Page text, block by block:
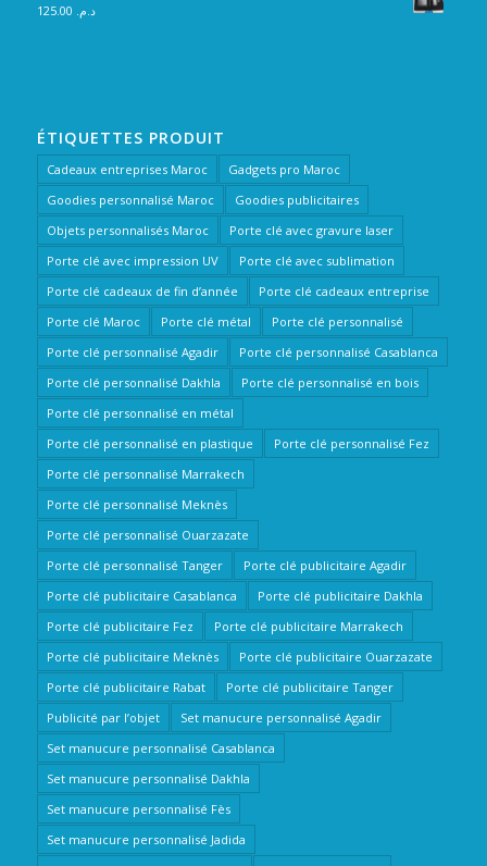
د.م.
ÉTIQUETTES PRODUIT
Cadeaux entreprises Maroc
Gadgets pro Maroc
Goodies personnalisé Maroc
Goodies publicitaires
Objets personnalisés Maroc
Porte clé avec gravure laser
Porte clé avec impression UV
Porte clé avec sublimation
Porte clé cadeaux de fin d’année
Porte clé cadeaux entreprise
Porte clé Maroc
Porte clé métal
Porte clé personnalisé
Porte clé personnalisé Agadir
Porte clé personnalisé Casablanca
Porte clé personnalisé Dakhla
Porte clé personnalisé en bois
Porte clé personnalisé en métal
Porte clé personnalisé en plastique
Porte clé personnalisé Fez
Porte clé personnalisé Marrakech
Porte clé personnalisé Meknès
Porte clé personnalisé Ouarzazate
Porte clé personnalisé Tanger
Porte clé publicitaire Agadir
Porte clé publicitaire Casablanca
Porte clé publicitaire Dakhla
Porte clé publicitaire Fez
Porte clé publicitaire Marrakech
Porte clé publicitaire Meknès
Porte clé publicitaire Ouarzazate
Porte clé publicitaire Rabat
Porte clé publicitaire Tanger
Publicité par l’objet
Set manucure personnalisé Agadir
Set manucure personnalisé Casablanca
Set manucure personnalisé Dakhla
Set manucure personnalisé Fès
Set manucure personnalisé Jadida